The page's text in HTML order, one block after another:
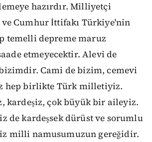
hazırdır. Milliyetçi
Cumhur İttifakı Türkiye'nin
temelli depreme maruz
etmeyecektir. Alevi de
Cami de bizim, cemevi
hep birlikte Türk milletiyiz.
kardeşiz, çok büyük bir aileyiz.
de kardeşsek dürüst ve sorumlu
milli namusumuzun gereğidir.